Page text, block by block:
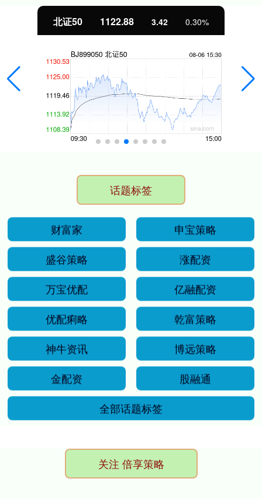
北证50 1122.88 3.42 0.30%
话题标签
财富家
申宝策略
盛谷策略
涨配资
万宝优配
亿融配资
优配痢略
乾富策略
神牛资讯
博远策略
金配资
股融通
全部话题标签
关注 倍享策略